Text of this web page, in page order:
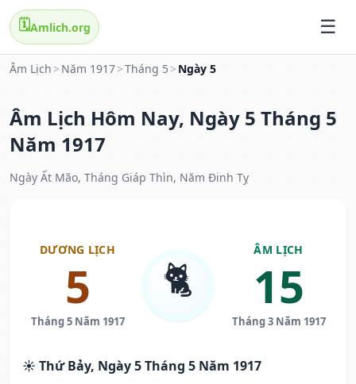
🗓️Amlich.org
Âm Lịch > Năm 1917>Tháng 5 > Ngày 5
Âm Lịch Hôm Nay, Ngày 5 Tháng 5
Năm 1917
Ngày Ất Mão, Tháng Giáp Thìn, Năm Đinh Tỵ
DƯƠNG LỊCH
5
Tháng 5 Năm 1917
🐈
ÂM LỊCH
15
Tháng 3 Năm 1917
☀️ Thứ Bảy, Ngày 5 Tháng 5 Năm 1917